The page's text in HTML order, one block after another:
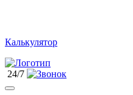
Калькулятор
24/7